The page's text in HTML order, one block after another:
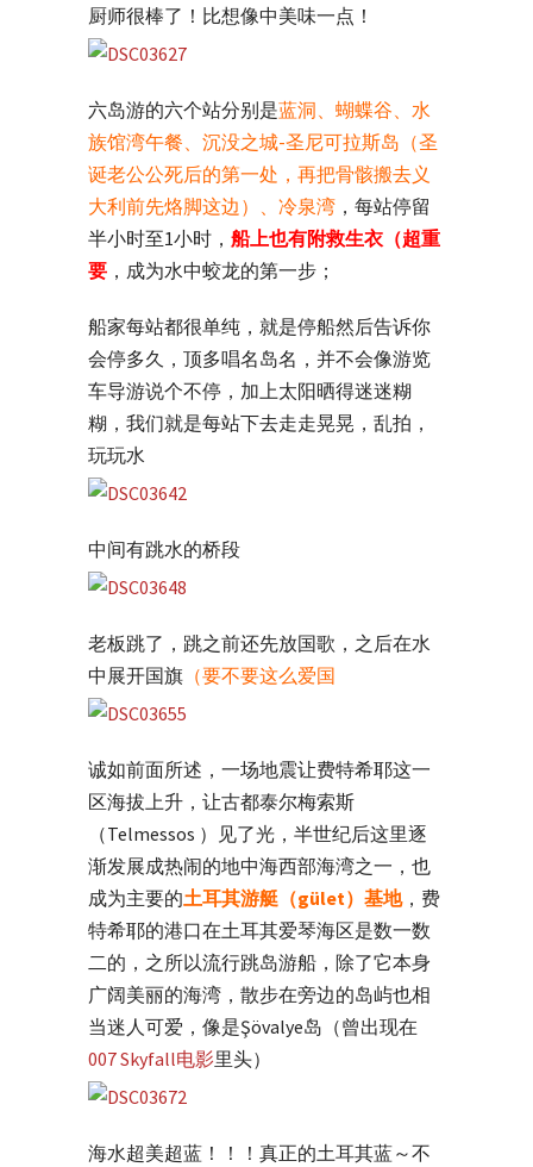
厨师很棒了！比想像中美味一点！
六岛游的六个站分别是蓝洞、蝴蝶谷、水
族馆湾午餐、沉没之城-圣尼可拉斯岛（圣
诞老公公死后的第一处，再把骨骸搬去义
大利前先烙脚这边）、冷泉湾 ，每站停留
半小时至1小时， 船上也有附救生衣（超重
要 ，成为水中蛟龙的第一步；
船家每站都很单纯，就是停船然后告诉你
会停多久，顶多唱名岛名，并不会像游览
车导游说个不停，加上太阳晒得迷迷糊
糊，我们就是每站下去走走晃晃，乱拍，
玩玩水
中间有跳水的桥段
老板跳了，跳之前还先放国歌，之后在水
中展开国旗 （要不要这么爱国
诚如前面所述，一场地震让费特希耶这一
区海拔上升，让古都泰尔梅索斯
（Telmessos ）见了光，半世纪后这里逐
渐发展成热闹的地中海西部海湾之一，也
成为主要的土耳其游艇（gület）基地，费
特希耶的港口在土耳其爱琴海区是数一数
二的，之所以流行跳岛游船，除了它本身
广阔美丽的海湾，散步在旁边的岛屿也相
当迷人可爱，像是Şövalye岛（曾出现在
007 Skyfall电影里头）
海水超美超蓝！！！真正的土耳其蓝～不